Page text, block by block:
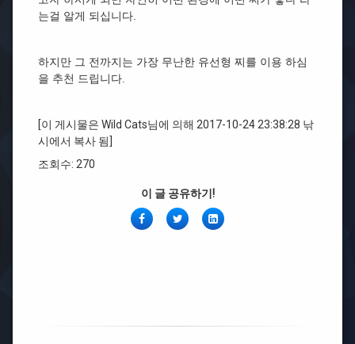
는걸 알게 되십니다.
하지만 그 전까지는 가장 무난한 유선형 찌를 이용 하심
을 추천 드립니다.
[이 게시물은 Wild Cats님에 의해 2017-10-24 23:38:28 낚
시에서 복사 됨]
조회수: 270
이 글 공유하기!
페
이
Twitter링
크